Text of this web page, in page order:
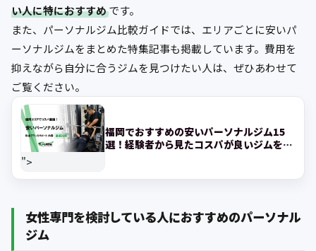
い人に特におすすめです。
また、パーソナルジム比較ガイドでは、エリアごとに安いパ
ーソナルジムをまとめた特集記事も掲載しています。費用を
抑えながら自分に合うジムを見つけたい人は、ぜひあわせて
ご覧ください。
">
福岡でおすすめの安いパーソナルジム15
選！経験者から見たコスパが良いジムを紹
女性専門を検討している人におすすめのパーソナル
ジム